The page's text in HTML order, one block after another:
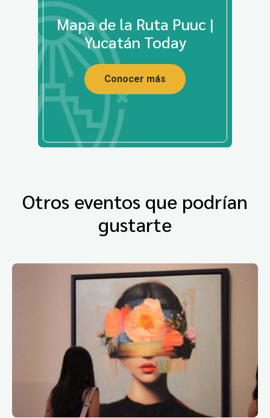
Mapa de la Ruta Puuc |
Yucatán Today
Conocer más
Otros eventos que podrían
gustarte